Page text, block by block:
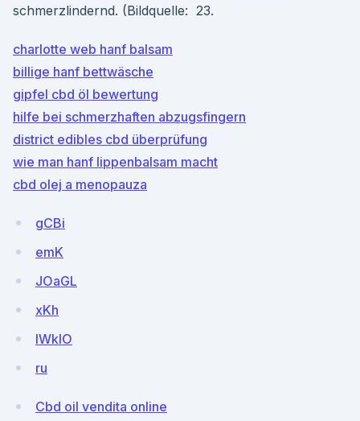
schmerzlindernd. (Bildquelle: 23.
charlotte web hanf balsam
billige hanf bettwäsche
gipfel cbd öl bewertung
hilfe bei schmerzhaften abzugsfingern
district edibles cbd überprüfung
wie man hanf lippenbalsam macht
cbd olej a menopauza
gCBi
emK
JOaGL
xKh
lWkIO
ru
Cbd oil vendita online